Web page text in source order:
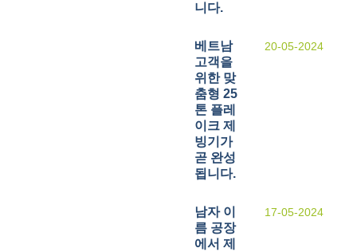
니다.
20-05-2024
베트남
고객을
위한 맞
춤형 25
톤 플레
이크 제
빙기가
곧 완성
됩니다.
17-05-2024
남자 이
름 공장
에서 제